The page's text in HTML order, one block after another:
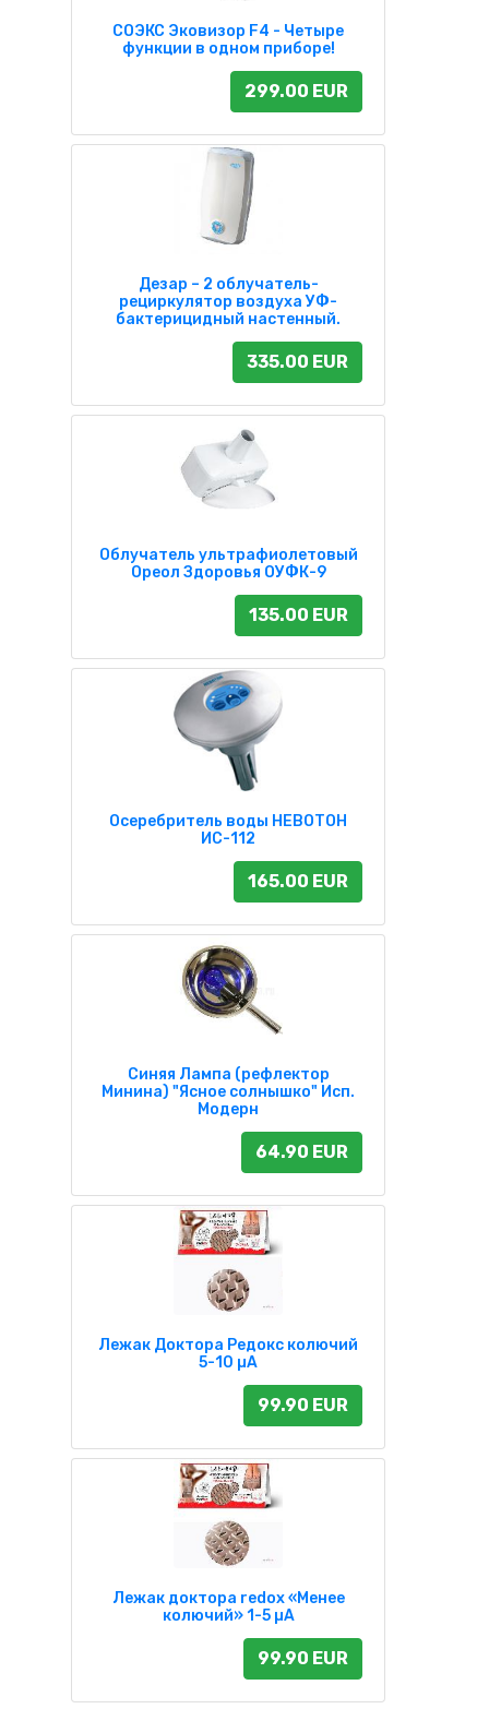
СОЭКС Эковизор F4 - Четыре
функции в одном приборе!
299.00 EUR
Дезар – 2 облучатель-
рециркулятор воздуха УФ-
бактерицидный настенный.
335.00 EUR
Облучатель ультрафиолетовый
Ореол Здоровья ОУФК-9
135.00 EUR
Осеребритель воды НЕВОТОН
ИС-112
165.00 EUR
Синяя Лампа (рефлектор
Минина) "Ясное солнышко" Исп.
Модерн
64.90 EUR
Лежак Доктора Редокс колючий
5-10 µA
99.90 EUR
Лежак доктора redox «Менее
колючий» 1-5 µA
99.90 EUR